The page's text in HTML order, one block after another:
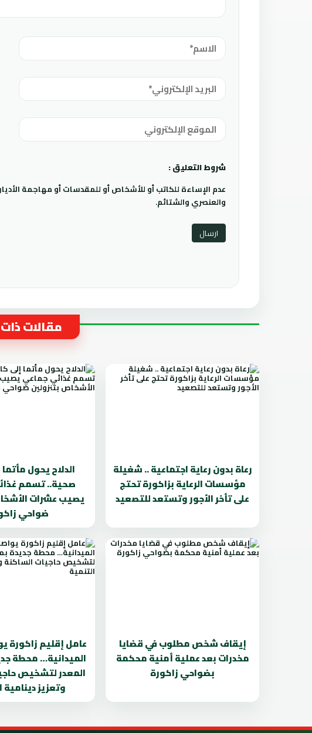
شروط التعليق :
عدم الإساءة للكاتب أو للأشخاص أو للمقدسات أو مهاجمة
والعنصري والشتائم.
مقالات
رعاة بدون رعاية اجتماعية .. شغيلة
مؤسسات الرعاية بزاكورة تحتج
على تأخر الأجور وتستعد للتصعيد
الدلاح يحول
صحية.. تسمم
يصيب عشرات
ضواحي
إيقاف شخص مطلوب في قضايا
مخدرات بعد عملية أمنية محكمة
بضواحي زاكورة
عامل إقليم زاكورة
الميدانية… محطة
المعدر لتشخيص
وتعزيز دينامية